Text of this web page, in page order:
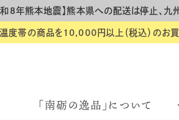
和8年熊本地震】熊本県への配送は停止、
度帯の商品を10,000円以上（税込）のお買
「南砺の逸品」について